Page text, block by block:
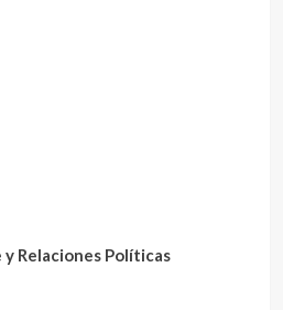
Relaciones Políticas